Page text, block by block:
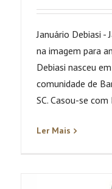
Januário Debiasi -
na imagem para
Debiasi nasceu
comunidade de
SC. Casou-se
Ler Mais